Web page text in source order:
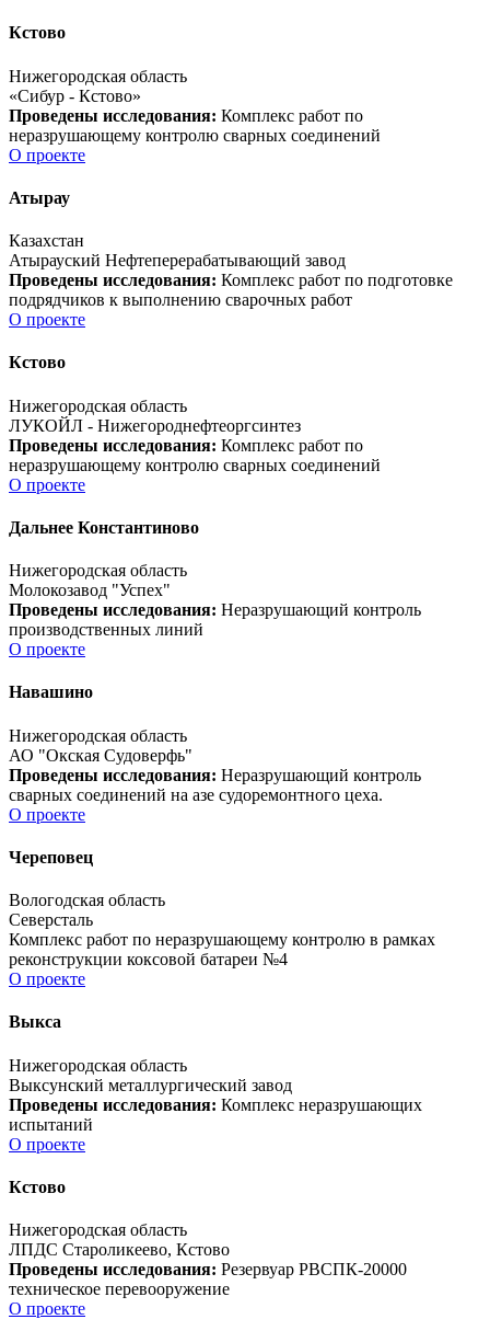
Кстово
Нижегородская область
«Сибур - Кстово»
Проведены исследования: Комплекс работ по
неразрушающему контролю сварных соединений
О проекте
Атырау
Казахстан
Атырауский Нефтеперерабатывающий завод
Проведены исследования: Комплекс работ по подготовке
подрядчиков к выполнению сварочных работ
О проекте
Кстово
Нижегородская область
ЛУКОЙЛ - Нижегороднефтеоргсинтез
Проведены исследования: Комплекс работ по
неразрушающему контролю сварных соединений
О проекте
Дальнее Константиново
Нижегородская область
Молокозавод "Успех"
Проведены исследования: Неразрушающий контроль
производственных линий
О проекте
Навашино
Нижегородская область
АО "Окская Судоверфь"
Проведены исследования: Неразрушающий контроль
сварных соединений на азе судоремонтного цеха.
О проекте
Череповец
Вологодская область
Северсталь
Комплекс работ по неразрушающему контролю в рамках
реконструкции коксовой батареи №4
О проекте
Выкса
Нижегородская область
Выксунский металлургический завод
Проведены исследования: Комплекс неразрушающих
испытаний
О проекте
Кстово
Нижегородская область
ЛПДС Староликеево, Кстово
Проведены исследования: Резервуар РВСПК-20000
техническое перевооружение
О проекте